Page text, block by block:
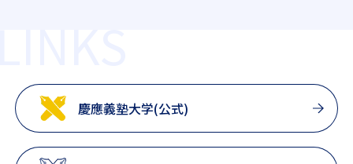
慶應義塾大学(公式)